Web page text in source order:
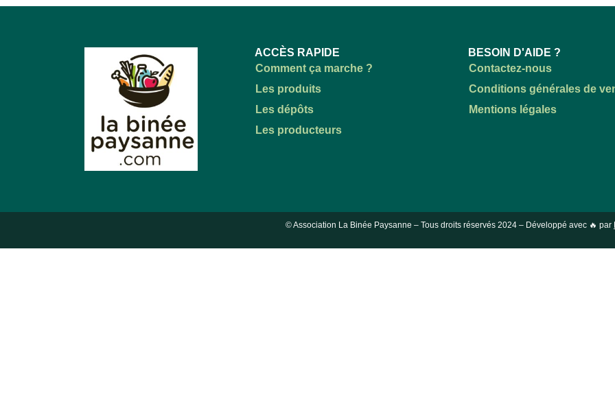
ACCÈS RAPIDE
Comment ça marche ?
Les produits
Les dépôts
Les producteurs
BESOIN D'AIDE ?
Contactez-nous
Conditions générales de
Mentions légales
© Association La Binée Paysanne – Tous droits réservés 2024 – Développé avec 🔥 par